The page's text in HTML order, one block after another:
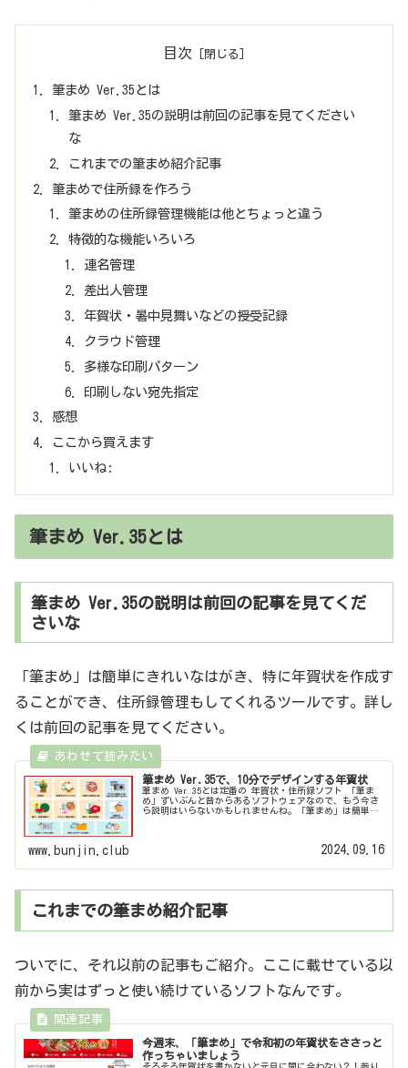
目次
筆まめ Ver.35とは
筆まめ Ver.35の説明は前回の記事を見てください
な
これまでの筆まめ紹介記事
筆まめで住所録を作ろう
筆まめの住所録管理機能は他とちょっと違う
特徴的な機能いろいろ
連名管理
差出人管理
年賀状・暑中見舞いなどの授受記録
クラウド管理
多様な印刷パターン
印刷しない宛先指定
感想
ここから買えます
いいね:
筆まめ Ver.35とは
筆まめ Ver.35の説明は前回の記事を見てくだ
さいな
「筆まめ」は簡単にきれいなはがき、特に年賀状を作成す
ることができ、住所録管理もしてくれるツールです。詳し
くは前回の記事を見てください。
筆まめ Ver.35で、10分でデザインする年賀状
筆まめ Ver.35とは定番の 年賀状・住所録ソフト 「筆ま
め」ずいぶんと昔からあるソフトウェアなので、もう今さ
ら説明はいらないかもしれませんね。「筆まめ」は簡単に
www.bunjin.club 2024.09.16
これまでの筆まめ紹介記事
ついでに、それ以前の記事もご紹介。ここに載せている以
前から実はずっと使い続けているソフトなんです。
今週末、「筆まめ」で令和初の年賀状をささっと
作っちゃいましょう
そろそろ年賀状を書かないと元旦に間に合わない？！参り